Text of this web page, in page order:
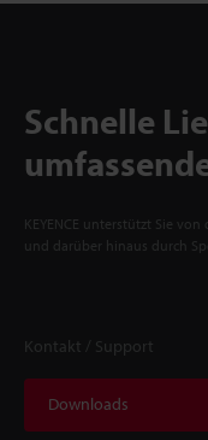
Schnelle
KEYENCE unterstützt Sie
und darüber hinaus durch
Kontakt / Support
Downloads